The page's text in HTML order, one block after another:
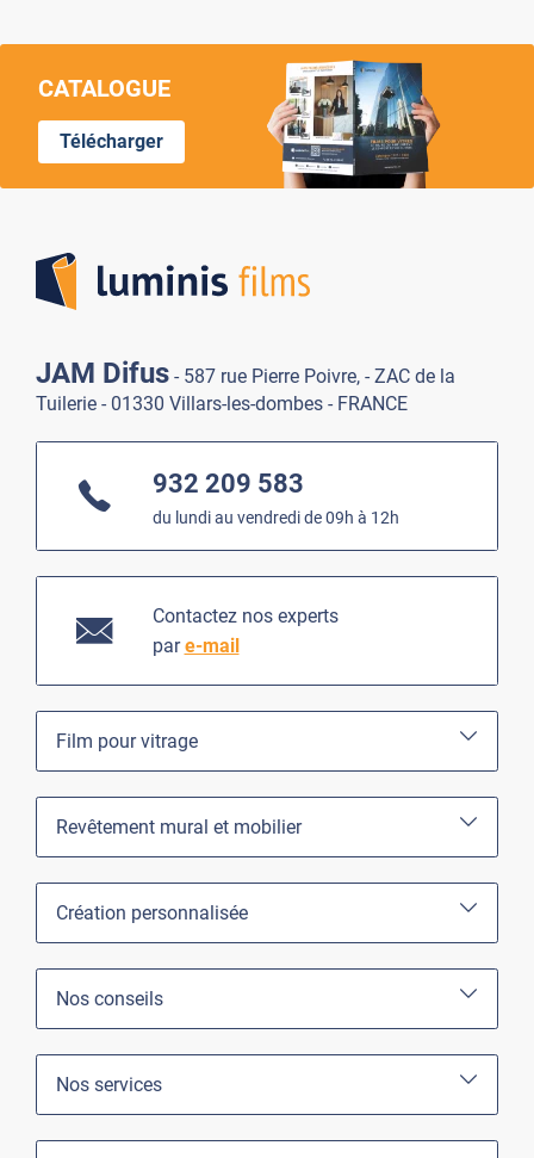
CATALOGUE
Télécharger
JAM Difus - 587 rue Pierre Poivre, - ZAC de la
Tuilerie - 01330 Villars-les-dombes - FRANCE
932 209 583
du lundi au vendredi de 09h à 12h
Contactez nos experts
pare-mail
Film pour vitrage
Revêtement mural et mobilier
Création personnalisée
Nos conseils
Nos services